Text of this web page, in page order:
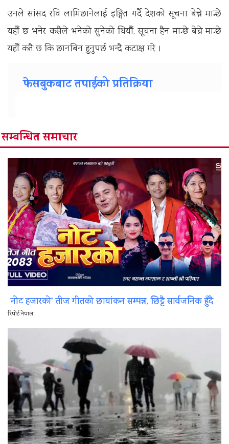
उनले सांसद रवि लामिछानेलाई इङ्गित गर्दै देशको सूचना बेच्ने मान्छे
यहीँ छ भनेर कसैले भनेको सुनेको थियौँ, सूचना हैन मान्छे बेच्ने मान्छे
यहीँ कतै छ कि छानबिन हुनुपर्छ भन्दै कटाक्ष गरे ।
फेसबुकबाट तपाईको प्रतिक्रिया
सम्बन्धित समाचार
नोट हजारको’ तीज गीतको छायांकन सम्पन्न, छिट्टै सार्वजनिक हुँदै
रिपोर्ट नेपाल